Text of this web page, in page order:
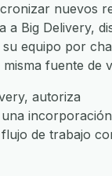
nuevos
a Big Delivery,
su equipo por
fuente de
autoriza
incorporación
de trabajo